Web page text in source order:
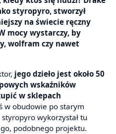
styropyro, stworzył
na świecie ręczny
mocy wystarczy, by
wolfram czy nawet
jego dzieło jest około 50
wskaźników
w sklepach
w obudowie po starym
wykorzystał tu
podobnego projektu.